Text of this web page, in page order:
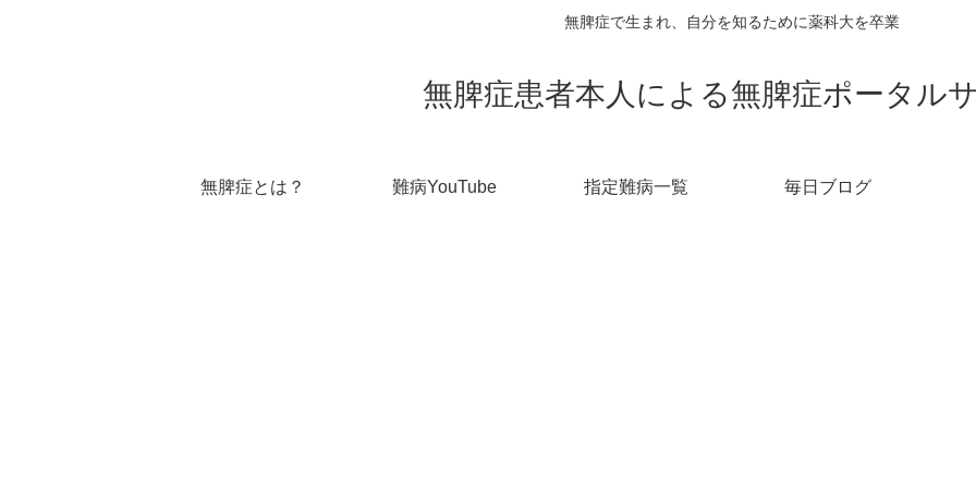
無脾症で生まれ、自分を知るために薬科大を卒業
無脾症患者本人による無脾症ポータル
無脾症とは？ 難病YouTube 指定難病一覧 毎日ブログ